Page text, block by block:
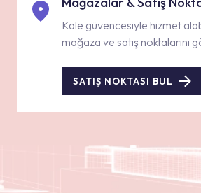
Kale güvencesiyle hizmet
mağaza ve satış noktalarını
SATIŞ NOKTASI BUL